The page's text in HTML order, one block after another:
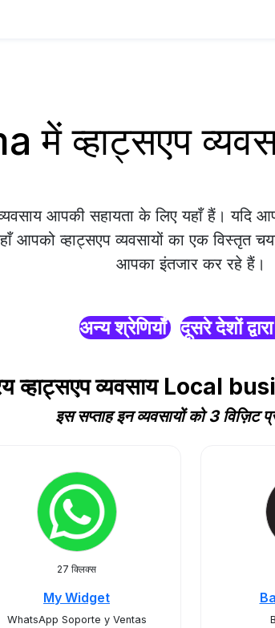
में व्हाट्सएप
व्यवसाय आपकी सहायता के लिए यहाँ हैं।
आपको व्हाट्सएप व्यवसायों का एक विस्तृत
आपका इंतजार कर रहे हैं।
अन्य श्रेणियाँ दूसरे देशों
व्हाट्सएप व्यवसाय Local
इस सप्ताह इन व्यवसायों को 3 विज़िट
27 क्लिक्स
My Widget
WhatsApp Soporte y Ventas